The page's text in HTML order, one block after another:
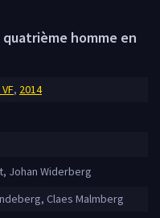
homme en
, 2014
Johan Widerberg
Claes Malmberg